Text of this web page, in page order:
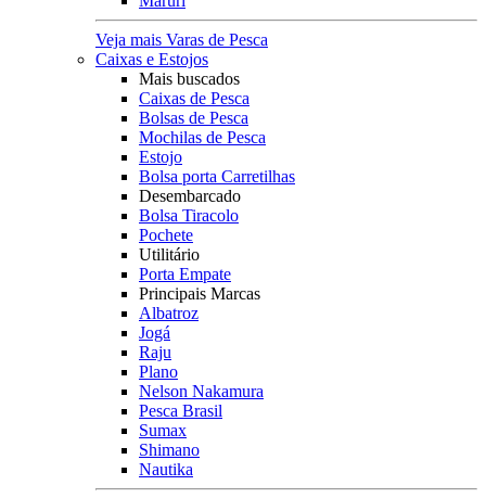
Veja mais Varas de Pesca
Caixas e Estojos
Mais buscados
Caixas de Pesca
Bolsas de Pesca
Mochilas de Pesca
Estojo
Bolsa porta Carretilhas
Desembarcado
Bolsa Tiracolo
Pochete
Utilitário
Porta Empate
Principais Marcas
Albatroz
Jogá
Raju
Plano
Nelson Nakamura
Pesca Brasil
Sumax
Shimano
Nautika